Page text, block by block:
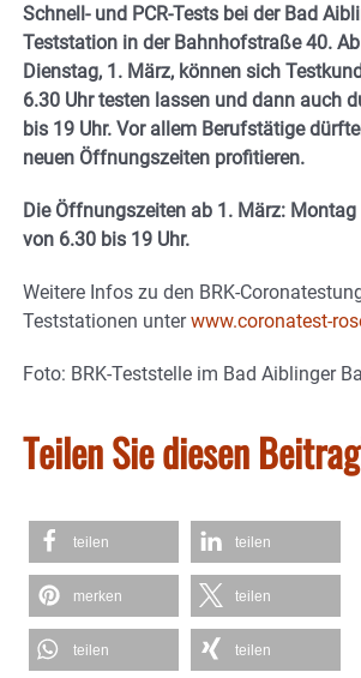
Schnell- und PCR-Tests bei der Bad
Teststation in der Bahnhofstraße 40.
Dienstag, 1. März, können sich
6.30 Uhr testen lassen und dann auch
bis 19 Uhr. Vor allem Berufstätige
neuen Öffnungszeiten profitieren.
Die Öffnungszeiten ab 1. März:
von 6.30 bis 19 Uhr.
Weitere Infos zu den BRK-
Teststationen unterwww.coronatest-
Foto: BRK-Teststelle im Bad Aiblinger
Teilen Sie diesen
teilen teilen
merken teilen
teilen teilen